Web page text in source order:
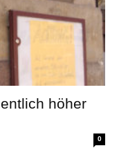
höher
0